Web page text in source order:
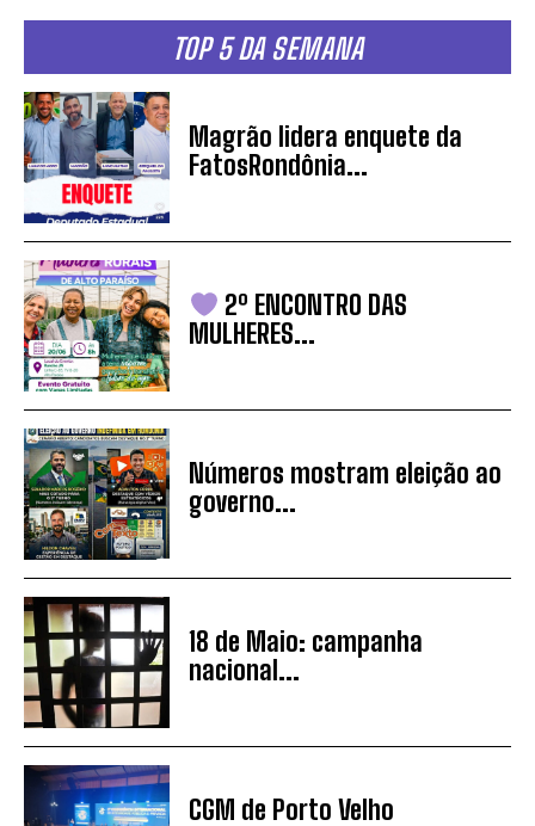
TOP 5 DA SEMANA
Magrão lidera enquete da
FatosRondônia...
2º ENCONTRO DAS
MULHERES...
Números mostram eleição ao
governo...
18 de Maio: campanha
nacional...
CGM de Porto Velho